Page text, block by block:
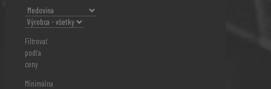
Filtrovať
podľa
ceny
Minimálna